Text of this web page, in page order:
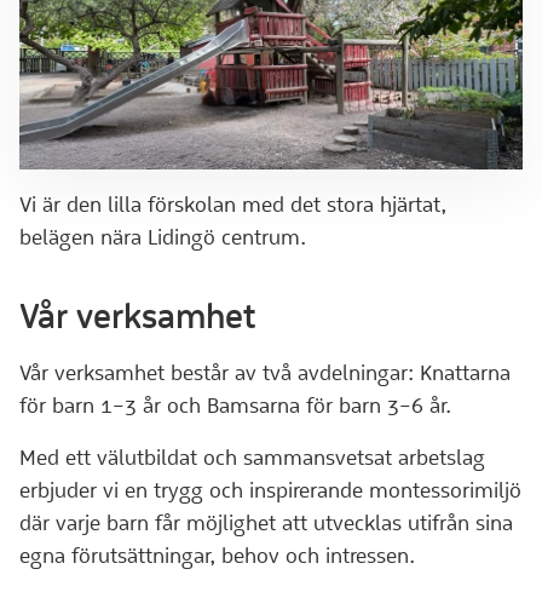
Vi är den lilla förskolan med det stora hjärtat,
belägen nära Lidingö centrum.
Vår verksamhet
Vår verksamhet består av två avdelningar: Knattarna
för barn 1–3 år och Bamsarna för barn 3–6 år.
Med ett välutbildat och sammansvetsat arbetslag
erbjuder vi en trygg och inspirerande montessorimiljö
där varje barn får möjlighet att utvecklas utifrån sina
egna förutsättningar, behov och intressen.